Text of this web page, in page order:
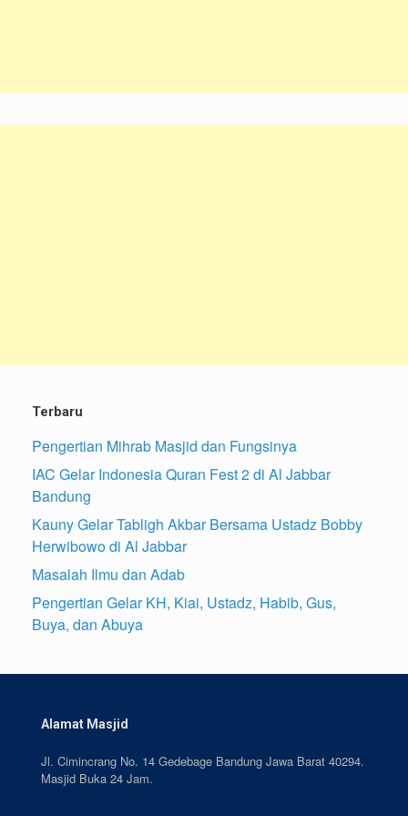
Terbaru
Pengertian Mihrab Masjid dan Fungsinya
IAC Gelar Indonesia Quran Fest 2 di Al Jabbar
Bandung
Kauny Gelar Tabligh Akbar Bersama Ustadz Bobby
Herwibowo di Al Jabbar
Masalah Ilmu dan Adab
Pengertian Gelar KH, Kiai, Ustadz, Habib, Gus,
Buya, dan Abuya
Alamat Masjid
Jl. Cimincrang No. 14 Gedebage Bandung Jawa Barat 40294.
Masjid Buka 24 Jam.